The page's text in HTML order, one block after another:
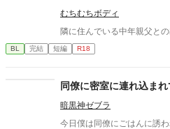
むちむちボディ
隣に住んでいる中年親父との
BL 完結 短編 R18
同僚に密室に連れ込ま
暗黒神ゼブラ
今日僕は同僚にごはんに誘